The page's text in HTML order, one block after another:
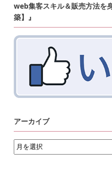
web集客スキル＆販売方法を
築】』
アーカイブ
ア
ー
カ